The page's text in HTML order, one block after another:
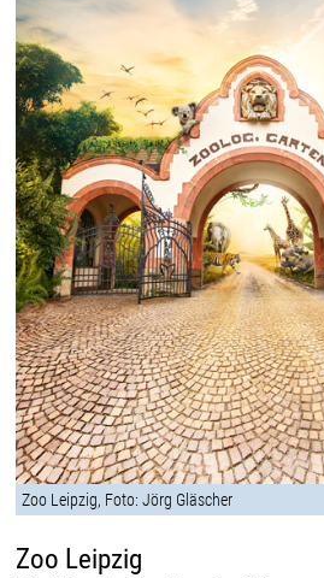
Zoo Leipzig, Foto: Jörg Gläscher
Zoo Leipzig